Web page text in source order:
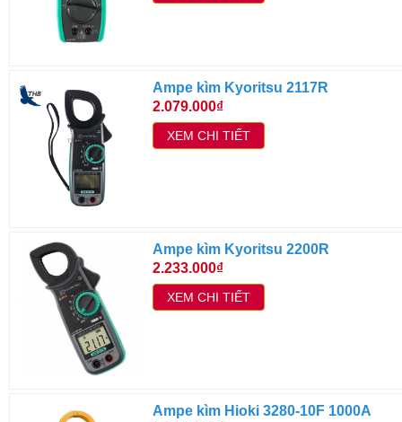
Ampe kìm Kyoritsu 2117R
2.079.000₫
XEM CHI TIẾT
Ampe kìm Kyoritsu 2200R
2.233.000₫
XEM CHI TIẾT
Ampe kìm Hioki 3280-10F 1000A